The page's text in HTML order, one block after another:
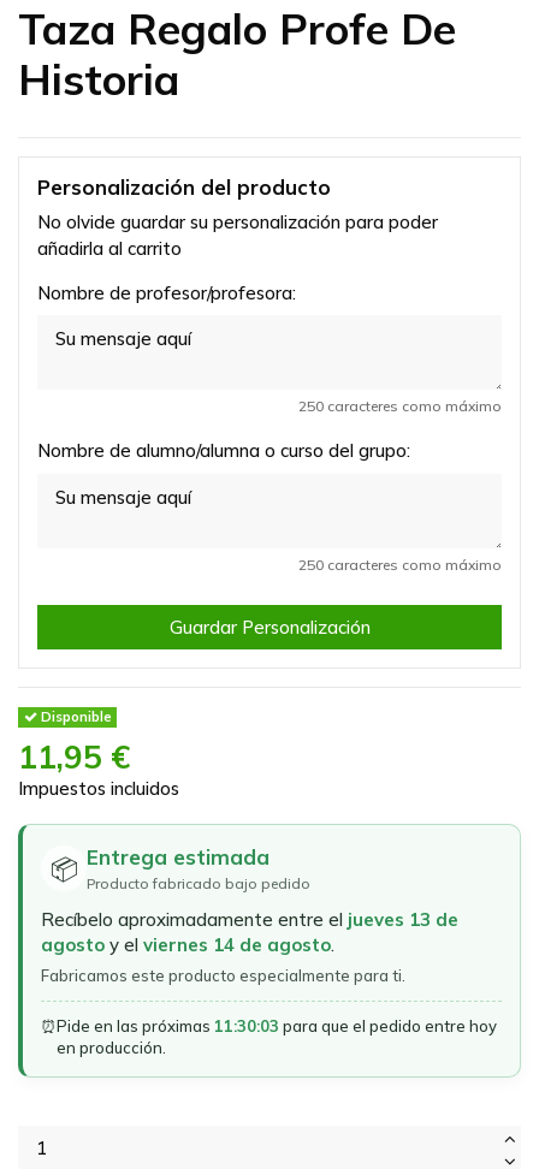
Taza Regalo Profe De
Historia
Personalización del producto
No olvide guardar su personalización para poder
añadirla al carrito
Nombre de profesor/profesora:
250 caracteres como máximo
Nombre de alumno/alumna o curso del grupo:
250 caracteres como máximo
Guardar Personalización
Disponible
11,95 €
Impuestos incluidos
📦 Entrega estimada
Producto fabricado bajo pedido
Recíbelo aproximadamente entre el jueves 13 de
agosto y el viernes 14 de agosto.
Fabricamos este producto especialmente para ti.
⏰Pide en las próximas 11:30:03 para que el pedido entre hoy
en producción.